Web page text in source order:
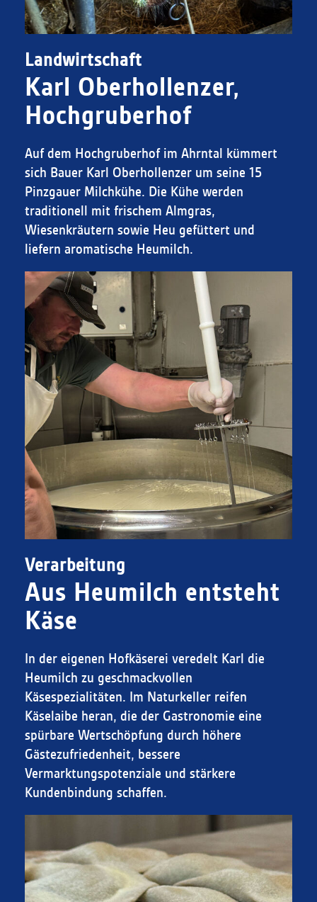
Landwirtschaft
Karl Oberhollenzer,
Hochgruberhof
Auf dem Hochgruberhof im Ahrntal kümmert
sich Bauer Karl Oberhollenzer um seine 15
Pinzgauer Milchkühe. Die Kühe werden
traditionell mit frischem Almgras,
Wiesenkräutern sowie Heu gefüttert und
liefern aromatische Heumilch.
Verarbeitung
Aus Heumilch entsteht
Käse
In der eigenen Hofkäserei veredelt Karl die
Heumilch zu geschmackvollen
Käsespezialitäten. Im Naturkeller reifen
Käselaibe heran, die der Gastronomie eine
spürbare Wertschöpfung durch höhere
Gästezufriedenheit, bessere
Vermarktungspotenziale und stärkere
Kundenbindung schaffen.